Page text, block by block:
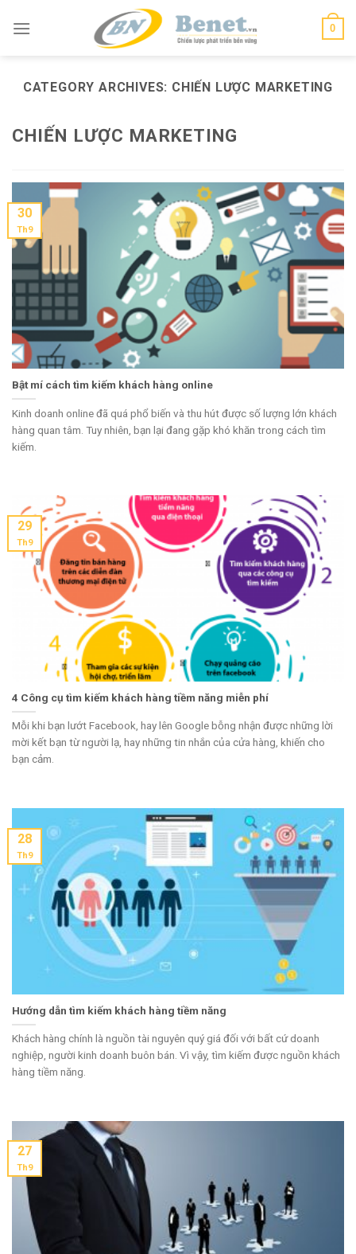
0
CATEGORY ARCHIVES: CHIẾN LƯỢC MARKETING
CHIẾN LƯỢC MARKETING
Bật mí cách tìm kiếm khách hàng online
Kinh doanh online đã quá phổ biến và thu hút được số lượng lớn khách
hàng quan tâm. Tuy nhiên, bạn lại đang gặp khó khăn trong cách tìm
kiếm.
30
Th9
4 Công cụ tìm kiếm khách hàng tiềm năng miễn phí
Mỗi khi bạn lướt Facebook, hay lên Google bỗng nhận được những lời
mời kết bạn từ người lạ, hay những tin nhắn của cửa hàng, khiến cho
bạn cảm.
29
Th9
Hướng dẫn tìm kiếm khách hàng tiềm năng
Khách hàng chính là nguồn tài nguyên quý giá đối với bất cứ doanh
nghiệp, người kinh doanh buôn bán. Vì vậy, tìm kiếm được nguồn khách
hàng tiềm năng.
28
Th9
27
Th9